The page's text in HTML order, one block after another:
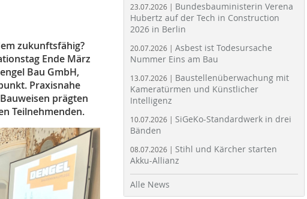
zukunftsfähig?
Ende März
Bau GmbH,
Praxisnahe
prägten
Teilnehmenden.
23.07.2026 | Bundesbauministerin Verena
Hubertz auf der Tech in Construction
2026 in Berlin
20.07.2026 | Asbest ist Todesursache
Nummer Eins am Bau
13.07.2026 | Baustellenüberwachung mit
Kameratürmen und Künstlicher
Intelligenz
10.07.2026 | SiGeKo-Standardwerk in drei
Bänden
08.07.2026 | Stihl und Kärcher starten
Akku-Allianz
Alle News